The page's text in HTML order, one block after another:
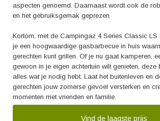
aspecten genoemd. Daarnaast wordt ook de
en het gebruiksgemak geprezen.
Kortom, met de Campingaz 4 Series Classic LS
je een hoogwaardige gasbarbecue in huis
gerechten kunt grillen. Of je nu gaat kamperen,
gewoon in je eigen achtertuin wilt genieten, deze
alles wat je nodig hebt. Laat het buitenleven en
gerechten jouw zomerse gevoel versterken en
momenten met vrienden en familie.
Vind de laagste prijs